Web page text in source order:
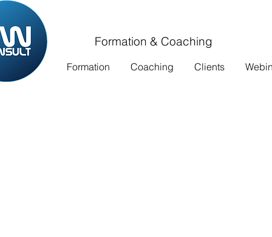
Formation & Coaching
Formation Coaching Clients